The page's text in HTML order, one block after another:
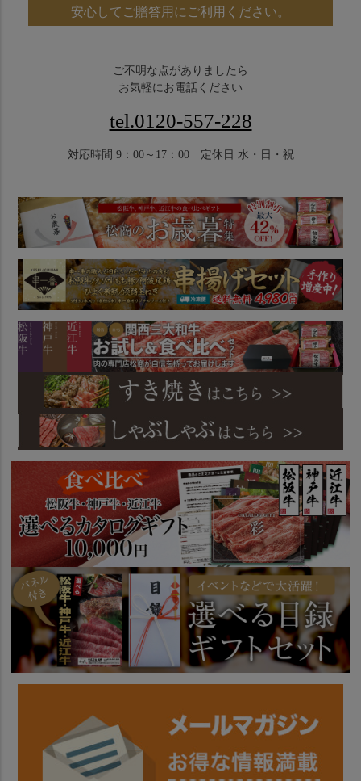
安心してご贈答用にご利用ください。
ご不明な点がありましたら
お気軽にお電話ください
tel.0120-557-228
対応時間 9：00～17：00 定休日 水・日・祝